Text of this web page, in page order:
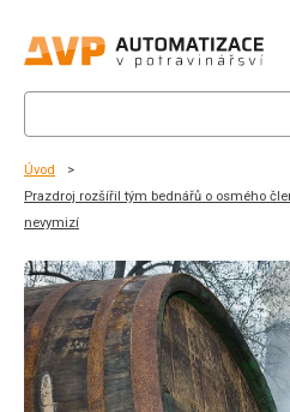
Úvod
Prazdroj rozšířil tým bednářů o osmého
nevymizí